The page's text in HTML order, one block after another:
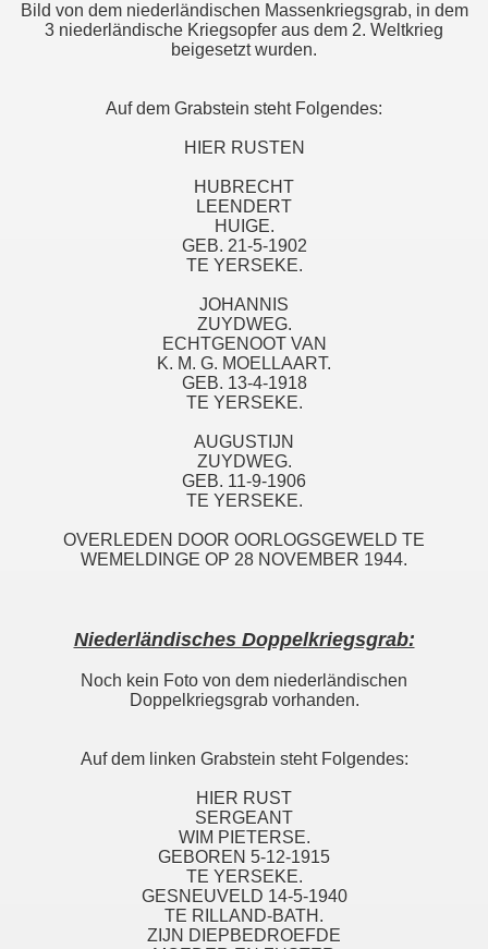
Bild von dem niederländischen Massenkriegsgrab, in dem
3 niederländische Kriegsopfer aus dem 2. Weltkrieg
beigesetzt wurden.
Auf dem Grabstein steht Folgendes:
HIER RUSTEN
HUBRECHT
LEENDERT
HUIGE.
GEB. 21-5-1902
TE YERSEKE.
JOHANNIS
ZUYDWEG.
ECHTGENOOT VAN
K. M. G. MOELLAART.
GEB. 13-4-1918
TE YERSEKE.
AUGUSTIJN
ZUYDWEG.
GEB. 11-9-1906
TE YERSEKE.
OVERLEDEN DOOR OORLOGSGEWELD TE
WEMELDINGE OP 28 NOVEMBER 1944.
Niederländisches Doppelkriegsgrab:
Noch kein Foto von dem niederländischen
Doppelkriegsgrab vorhanden.
Auf dem linken Grabstein steht Folgendes:
HIER RUST
SERGEANT
WIM PIETERSE.
GEBOREN 5-12-1915
TE YERSEKE.
GESNEUVELD 14-5-1940
TE RILLAND-BATH.
ZIJN DIEPBEDROEFDE